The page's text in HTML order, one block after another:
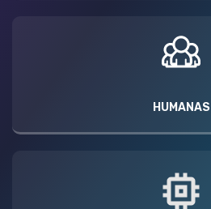
HUMANAS